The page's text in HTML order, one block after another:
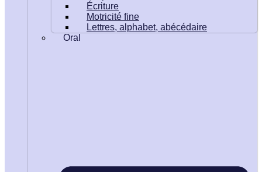
Écriture
Motricité fine
Lettres, alphabet, abécédaire
Oral